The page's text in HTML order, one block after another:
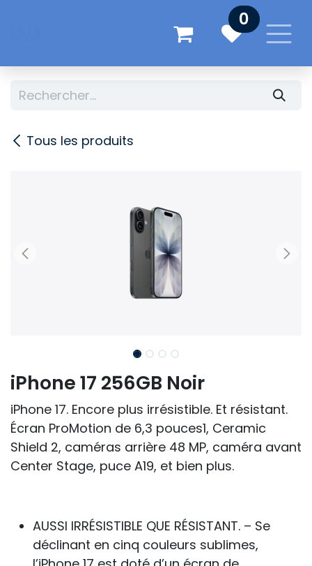
0
Tous les produits
iPhone 17 256GB Noir
iPhone 17. Encore plus irrésistible. Et résistant.
Écran ProMotion de 6,3 pouces1, Ceramic
Shield 2, caméras arrière 48 MP, caméra avant
Center Stage, puce A19, et bien plus.
AUSSI IRRÉSISTIBLE QUE RÉSISTANT. – Se
déclinant en cinq couleurs sublimes,